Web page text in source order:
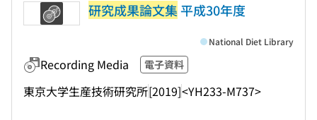
研究成果論文集平成30年度
Recording Media 電子資料
東京大学生産技術研究所[2019]<YH233-M737>
National Diet Library